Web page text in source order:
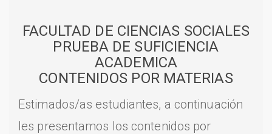
FACULTAD DE CIENCIAS SOCIALES
PRUEBA DE SUFICIENCIA
ACADEMICA
CONTENIDOS POR MATERIAS
Estimados/as estudiantes, a continuación
les presentamos los contenidos por